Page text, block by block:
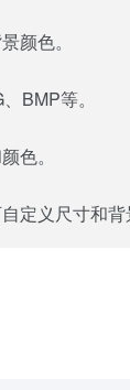
颜色。
BMP等。
色。
定义尺寸和背